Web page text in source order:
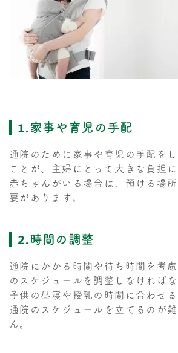
1.家事や育児の手配
通院のために家事や育児の手配を
ことが、主婦にとって大きな負担
赤ちゃんがいる場合は、預ける場
要があります。
2.時間の調整
通院にかかる時間や待ち時間を考
のスケジュールを調整しなければな
子供の昼寝や授乳の時間に合わせる
通院のスケジュールを立てるのが
ん。